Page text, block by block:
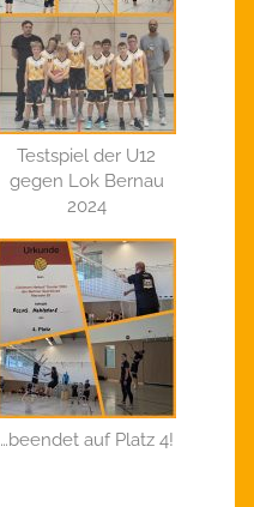
Testspiel der U12
gegen Lok Bernau
2024
…beendet auf Platz 4!